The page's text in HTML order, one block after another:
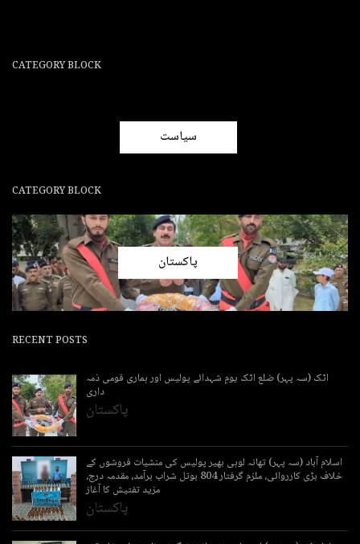
CATEGORY BLOCK
سیاست
CATEGORY BLOCK
پاکستان
RECENT POSTS
اٹک (سہ پہر) ضلع اٹک یومِ شہدائے پولیس اور ہماری قومی ذمہ
داری
پاکستان
اسلام آباد (سہ پہر) تھانہ لوہی بھیر پولیس کی منشیات فروشوں کے
خلاف بڑی کارروائی، ملزم گرفتار 804 بوتل شراب برآمد، مقدمہ درج،
مزید تفتیش کا آغاز
پاکستان